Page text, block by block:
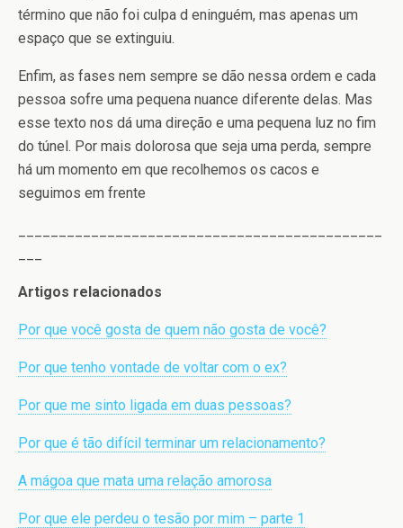
término que não foi culpa d eninguém, mas apenas um
espaço que se extinguiu.
Enfim, as fases nem sempre se dão nessa ordem e cada
pessoa sofre uma pequena nuance diferente delas. Mas
esse texto nos dá uma direção e uma pequena luz no fim
do túnel. Por mais dolorosa que seja uma perda, sempre
há um momento em que recolhemos os cacos e
seguimos em frente
Artigos relacionados
Por que você gosta de quem não gosta de você?
Por que tenho vontade de voltar com o ex?
Por que me sinto ligada em duas pessoas?
Por que é tão difícil terminar um relacionamento?
A mágoa que mata uma relação amorosa
Por que ele perdeu o tesão por mim – parte 1